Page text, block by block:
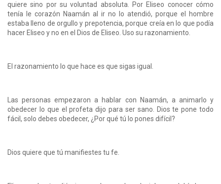
quiere sino por su voluntad absoluta. Por Eliseo conocer cómo
tenía le corazón Naamán al ir no lo atendió, porque el hombre
estaba lleno de orgullo y prepotencia, porque creía en lo que podía
hacer Eliseo y no en el Dios de Eliseo. Uso su razonamiento.
El razonamiento lo que hace es que sigas igual.
Las personas empezaron a hablar con Naamán, a animarlo y
obedecer lo que el profeta dijo para ser sano. Dios te pone todo
fácil, solo debes obedecer, ¿Por qué tú lo pones difícil?
Dios quiere que tú manifiestes tu fe.